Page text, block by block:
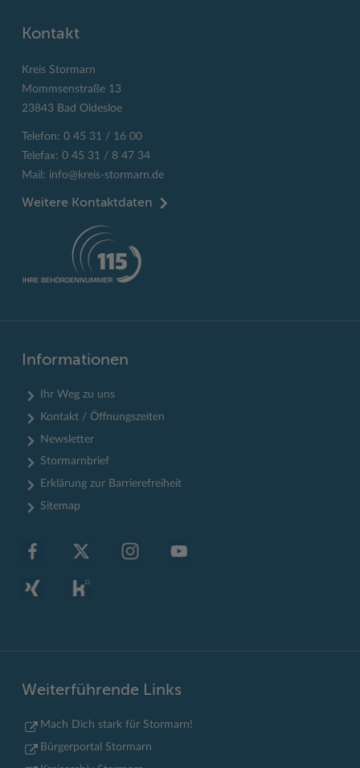
Kontakt
Kreis Stormarn
Mommsenstraße 13
23843 Bad Oldesloe
Telefon: 0 45 31 / 16 00
Telefax: 0 45 31 / 8 47 34
Mail: info@kreis-stormarn.de
Weitere Kontaktdaten
Informationen
Ihr Weg zu uns
Kontakt / Öffnungszeiten
Newsletter
Stormarnbrief
Erklärung zur Barrierefreiheit
Sitemap
Weiterführende Links
Mach Dich stark für Stormarn!
Bürgerportal Stormarn